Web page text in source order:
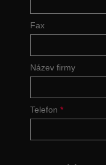
Fax
Název firmy
Telefon *